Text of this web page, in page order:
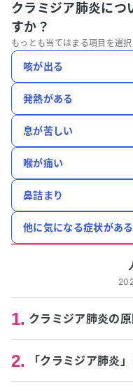
クラミジア肺炎につ
すか？
もっとも当てはまる項目を選択
咳が出る
発熱がある
息が苦しい
喉が痛い
鼻詰まり
他に気になる症状がある
1. クラミジア肺炎の
2. 「クラミジア肺炎